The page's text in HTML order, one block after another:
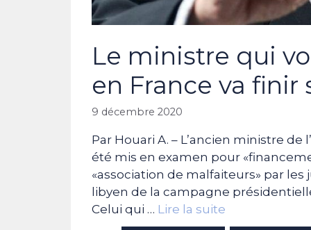
Le ministre qui
en France va finir
9 décembre 2020
Par Houari A. – L’ancien ministre
été mis en examen pour
«association de malfaiteurs» par
libyen de la campagne
Celui qui … Lire la suite